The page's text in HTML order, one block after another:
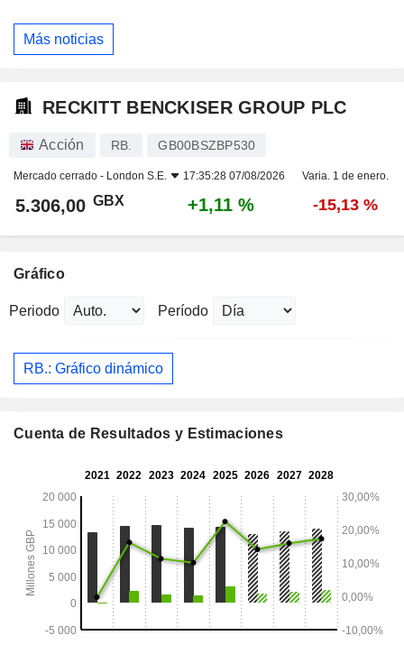
Más noticias
RECKITT BENCKISER GROUP PLC
Acción RB. GB00BSZBP530
Mercado cerrado - London S.E. 17:35:28 07/08/2026 Varia. 1 de enero.
5.306,00 GBX +1,11 % -15,13 %
Gráfico
Periodo Período
RB.: Gráfico dinámico
Cuenta de Resultados y Estimaciones